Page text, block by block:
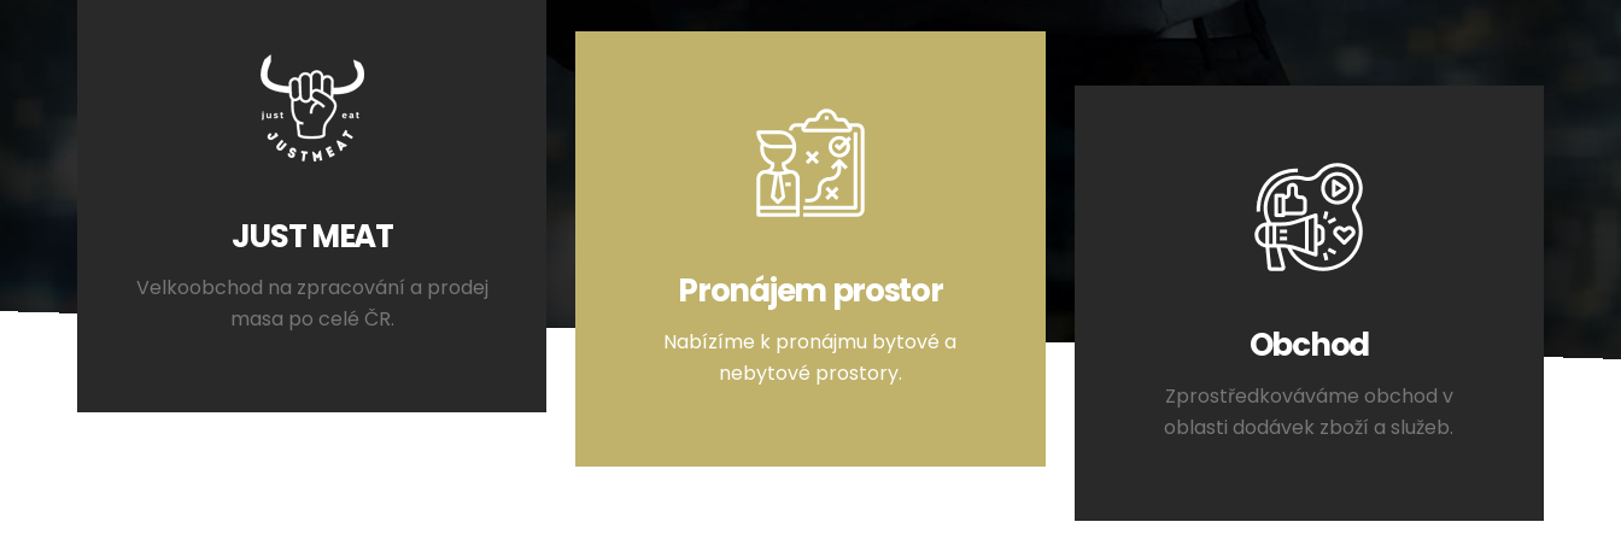
JUST MEAT
Velkoobchod na zpracování a prodej
masa po celé ČR.
Pronájem prostor
Nabízíme k pronájmu bytové a
nebytové prostory.
Obchod
Zprostředkováváme obchod v
oblasti dodávek zboží a služeb.